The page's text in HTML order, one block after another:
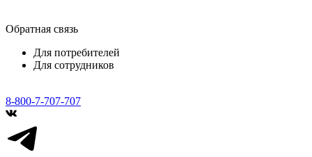
Обратная связь
Для потребителей
Для сотрудников
8-800-7-707-707